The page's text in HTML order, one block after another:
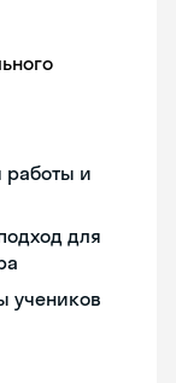
работы и
для
учеников